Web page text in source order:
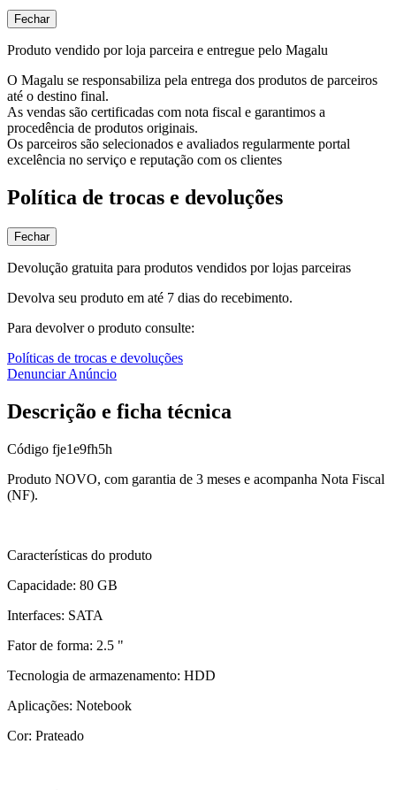
Fechar
Produto vendido por loja parceira e entregue pelo Magalu
O Magalu se responsabiliza pela entrega dos produtos de parceiros
até o destino final.
As vendas são certificadas com nota fiscal e garantimos a
procedência de produtos originais.
Os parceiros são selecionados e avaliados regularmente portal
excelência no serviço e reputação com os clientes
Política de trocas e devoluções
Fechar
Devolução gratuita para produtos vendidos por lojas parceiras
Devolva seu produto em até 7 dias do recebimento.
Para devolver o produto consulte:
Políticas de trocas e devoluções
Denunciar Anúncio
Descrição e ficha técnica
Código fje1e9fh5h
Produto NOVO, com garantia de 3 meses e acompanha Nota Fiscal
(NF).
Características do produto
Capacidade: 80 GB
Interfaces: SATA
Fator de forma: 2.5 "
Tecnologia de armazenamento: HDD
Aplicações: Notebook
Cor: Prateado